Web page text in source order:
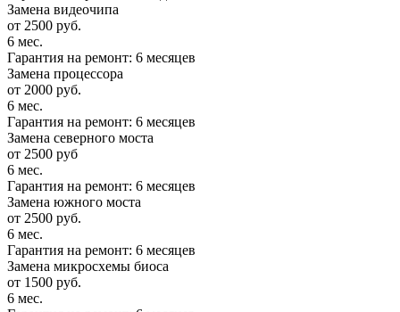
Замена видеочипа
от 2500 руб.
6 мес.
Гарантия на ремонт: 6 месяцев
Замена процессора
от 2000 руб.
6 мес.
Гарантия на ремонт: 6 месяцев
Замена северного моста
от 2500 руб
6 мес.
Гарантия на ремонт: 6 месяцев
Замена южного моста
от 2500 руб.
6 мес.
Гарантия на ремонт: 6 месяцев
Замена микросхемы биоса
от 1500 руб.
6 мес.